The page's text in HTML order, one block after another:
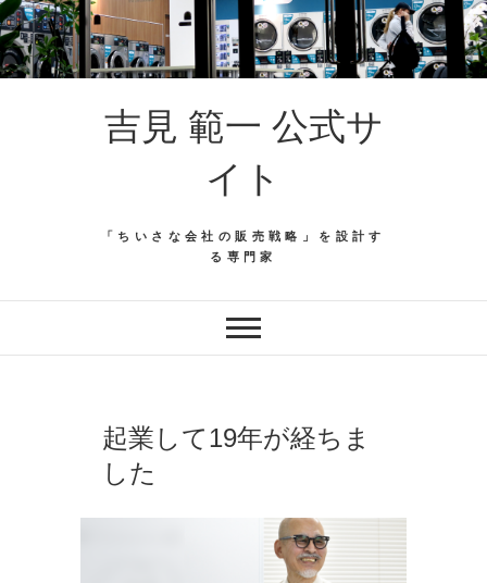
吉見 範一 公式サ
イト
「ちいさな会社の販売戦略」を設計す
る専門家
起業して19年が経ちま
した